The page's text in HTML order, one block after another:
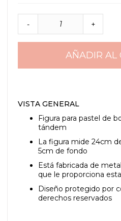
- +
AÑADIR AL
VISTA GENERAL
Figura para pastel de
tándem
La figura mide 24cm
5cm de fondo
Está fabricada de
que le proporciona
Diseño protegido por
derechos reservados